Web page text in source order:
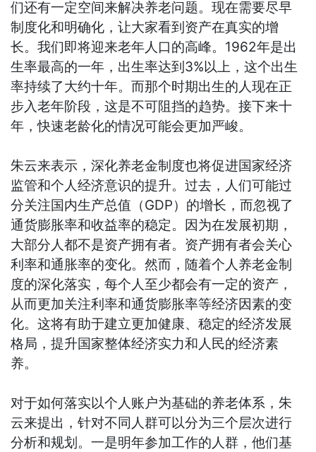
们还有一定空间来解决养老问题。现在需要尽早
制度化和明确化，让大家看到资产在真实的增
长。我们即将迎来老年人口的高峰。1962年是出
生率最高的一年，出生率达到3%以上，这个出生
率持续了大约十年。而那个时期出生的人现在正
步入老年阶段，这是不可阻挡的趋势。接下来十
年，快速老龄化的情况可能会更加严峻。
朱云来表示，深化养老金制度也将促进国家经济
监管和个人经济意识的提升。过去，人们可能过
分关注国内生产总值（GDP）的增长，而忽视了
通货膨胀率和收益率的稳定。因为在发展初期，
大部分人都不是资产拥有者。资产拥有者会关心
利率和通胀率的变化。然而，随着个人养老金制
度的深化落实，每个人至少都会有一定的资产，
从而更加关注利率和通货膨胀率等经济因素的变
化。这将有助于建立更加健康、稳定的经济发展
格局，提升国家整体经济实力和人民的经济素
养。
对于如何落实以个人账户为基础的养老体系，朱
云来提出，针对不同人群可以分为三个层次进行
分析和规划。一是明年参加工作的人群，他们基